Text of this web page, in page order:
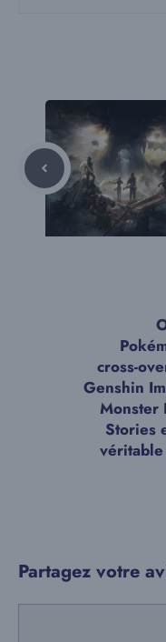
cross-
Genshin
Monster
Stories
Partagez votre